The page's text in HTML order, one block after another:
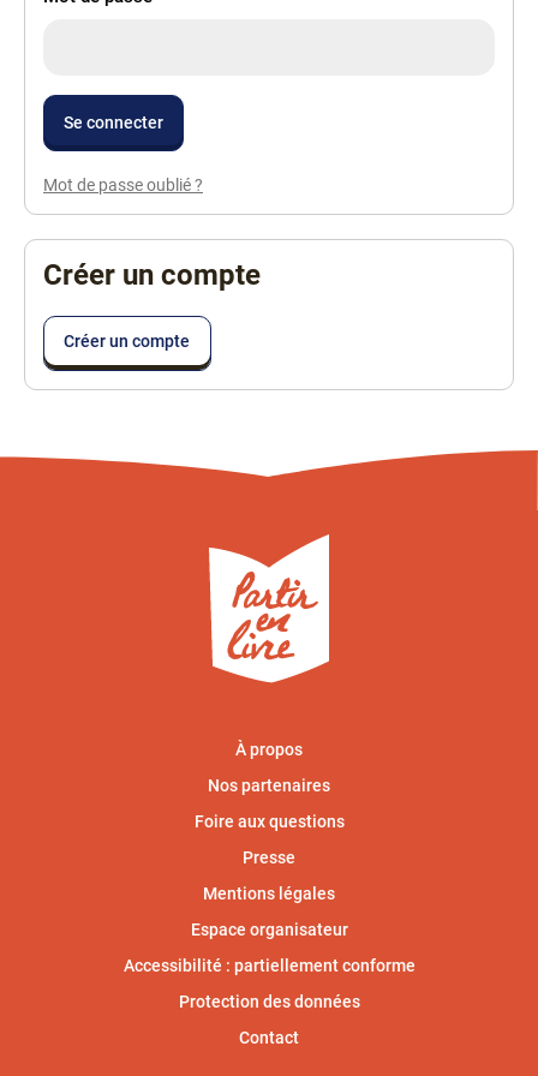
Mot de passe oublié ?
Créer un compte
Créer un compte
À propos
Nos partenaires
Foire aux questions
Presse
Mentions légales
Espace organisateur
Accessibilité : partiellement conforme
Protection des données
Contact